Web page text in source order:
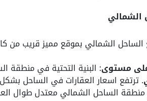
الساحل الشمالي بموقع مميز قريب من
مستوى: البنية التحتية في منطقة
. ترتفع اسعار العقارات في الساحل
منطقة الساحل الشمالي معتدل طوال